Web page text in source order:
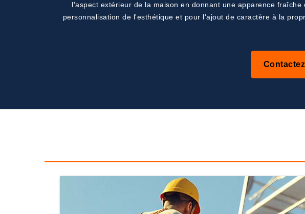
l'aspect extérieur de la maison en donnant une apparence
personnalisation de l'esthétique et pour l'ajout de caractère à la